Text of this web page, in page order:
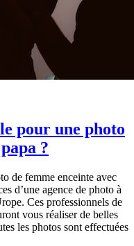
pour une photo
?
de femme enceinte avec
d’une agence de photo à
Ces professionnels de
vous réaliser de belles
les photos sont effectuées